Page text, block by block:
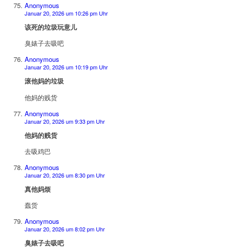
Anonymous
Januar 20, 2026 um 10:26 pm Uhr
该死的垃圾玩意儿
臭婊子去吸吧
Anonymous
Januar 20, 2026 um 10:19 pm Uhr
滚他妈的垃圾
他妈的贱货
Anonymous
Januar 20, 2026 um 9:33 pm Uhr
他妈的贱货
去吸鸡巴
Anonymous
Januar 20, 2026 um 8:30 pm Uhr
真他妈烦
蠢货
Anonymous
Januar 20, 2026 um 8:02 pm Uhr
臭婊子去吸吧